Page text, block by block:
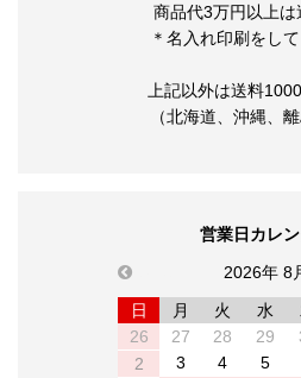
商品代3万円以上は
＊名入れ印刷をし
上記以外は送料
（北海道、沖縄、
営業日カレ
previous
2026年 8
日
月 火 水
26
27 28 29
2
3 4 5